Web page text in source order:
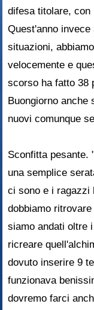
difesa titolare,
Quest'anno
situazioni,
velocemente e
scorso ha fatto 38
Buongiorno
nuovi comunque
Sconfitta pesante.
una semplice
ci sono e i ragazzi
dobbiamo
siamo andati oltre
ricreare
dovuto inserire 9
funzionava
dovremo farci